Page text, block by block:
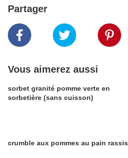
Partager
Vous aimerez aussi
sorbet granité pomme verte en
sorbetière (sans cuisson)
crumble aux pommes au pain rassis